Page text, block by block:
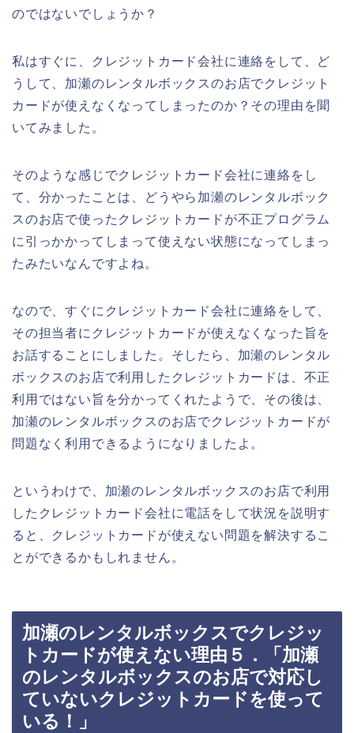
のではないでしょうか？
私はすぐに、クレジットカード会社に連絡をして、ど
うして、加瀬のレンタルボックスのお店でクレジット
カードが使えなくなってしまったのか？その理由を聞
いてみました。
そのような感じでクレジットカード会社に連絡をし
て、分かったことは、どうやら加瀬のレンタルボック
スのお店で使ったクレジットカードが不正プログラム
に引っかかってしまって使えない状態になってしまっ
たみたいなんですよね。
なので、すぐにクレジットカード会社に連絡をして、
その担当者にクレジットカードが使えなくなった旨を
お話することにしました。そしたら、加瀬のレンタル
ボックスのお店で利用したクレジットカードは、不正
利用ではない旨を分かってくれたようで、その後は、
加瀬のレンタルボックスのお店でクレジットカードが
問題なく利用できるようになりましたよ。
というわけで、加瀬のレンタルボックスのお店で利用
したクレジットカード会社に電話をして状況を説明す
ると、クレジットカードが使えない問題を解決するこ
とができるかもしれません。
加瀬のレンタルボックスでクレジッ
トカードが使えない理由５．「加瀬
のレンタルボックスのお店で対応し
ていないクレジットカードを使って
いる！」